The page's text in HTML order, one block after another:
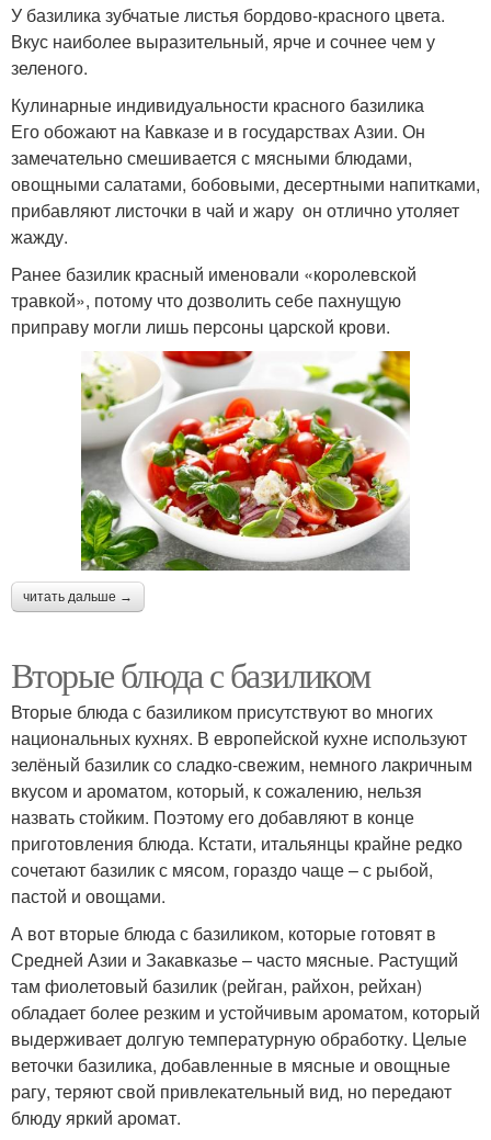
У базилика зубчатые листья бордово-красного цвета.
Вкус наиболее выразительный, ярче и сочнее чем у
зеленого.
Кулинарные индивидуальности красного базилика
Его обожают на Кавказе и в государствах Азии. Он
замечательно смешивается с мясными блюдами,
овощными салатами, бобовыми, десертными напитками,
прибавляют листочки в чай и жару он отлично утоляет
жажду.
Ранее базилик красный именовали «королевской
травкой», потому что дозволить себе пахнущую
приправу могли лишь персоны царской крови.
читать дальше →
Вторые блюда с базиликом
Вторые блюда с базиликом присутствуют во многих
национальных кухнях. В европейской кухне используют
зелёный базилик со сладко-свежим, немного лакричным
вкусом и ароматом, который, к сожалению, нельзя
назвать стойким. Поэтому его добавляют в конце
приготовления блюда. Кстати, итальянцы крайне редко
сочетают базилик с мясом, гораздо чаще – с рыбой,
пастой и овощами.
А вот вторые блюда с базиликом, которые готовят в
Средней Азии и Закавказье – часто мясные. Растущий
там фиолетовый базилик (рейган, райхон, рейхан)
обладает более резким и устойчивым ароматом, который
выдерживает долгую температурную обработку. Целые
веточки базилика, добавленные в мясные и овощные
рагу, теряют свой привлекательный вид, но передают
блюду яркий аромат.